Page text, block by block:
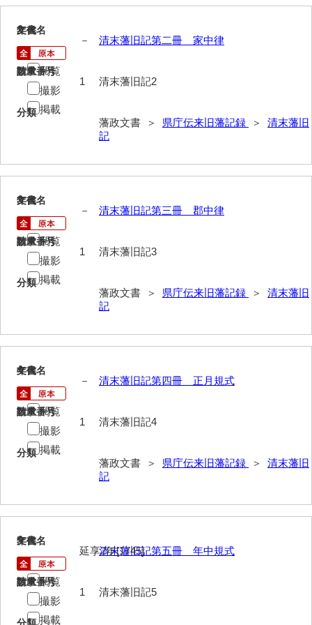
2
文書名
清末藩旧記第二冊 家中律
請求番号
清末藩旧記2
分類
藩政文書 ＞ 県庁伝来旧藩記録 ＞ 清末藩旧
記
年代
－
数量
1
閲覧
撮影
掲載
3
文書名
清末藩旧記第三冊 郡中律
請求番号
清末藩旧記3
分類
藩政文書 ＞ 県庁伝来旧藩記録 ＞ 清末藩旧
記
年代
－
数量
1
閲覧
撮影
掲載
4
文書名
清末藩旧記第四冊 正月規式
請求番号
清末藩旧記4
分類
藩政文書 ＞ 県庁伝来旧藩記録 ＞ 清末藩旧
記
年代
－
数量
1
閲覧
撮影
掲載
5
文書名
清末藩旧記第五冊 年中規式
請求番号
清末藩旧記5
年代
延享2年[1745]
数量
1
閲覧
撮影
掲載